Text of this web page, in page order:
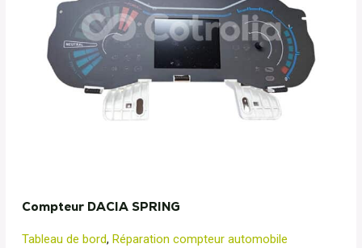
Compteur DACIA SPRING
Tableau de bord, Réparation compteur automobile